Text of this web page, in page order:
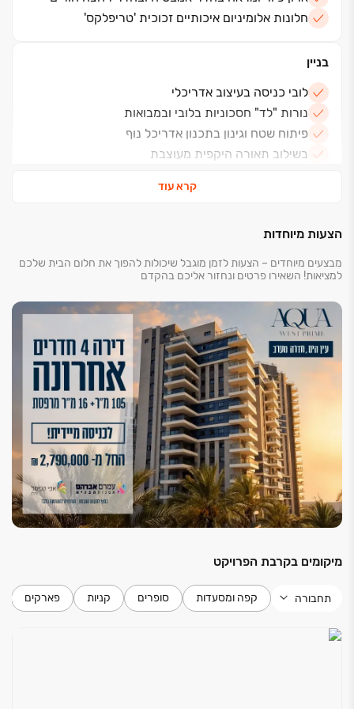
חלונות אלומיניום איכותיים זכוכית 'טריפלקס'
בניין
לובי כניסה בעיצוב אדריכלי
נורות "לד" חסכוניות בלובי ובמבואות
פיתוח שטח וגינון בתכנון אדריכל נוף
בשילוב תאורה היקפית מעוצבת
חניה תת קרקעית פרטית לכל דירה
קרא עוד
הצעות מיוחדות
מבצעים מיוחדים – הצעות לזמן מוגבל שיכולות להפוך את חלום הבית שלכם
למציאות! השאירו פרטים ונחזור אליכם בהקדם
מיקומים בקרבת הפרויקט
תחבורה קפה ומסעדות סופרים קניות פארקים